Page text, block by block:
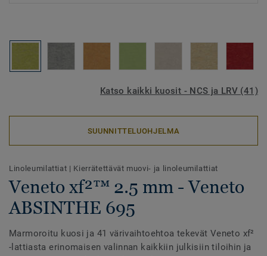
Katso kaikki kuosit - NCS ja LRV (41)
SUUNNITTELUOHJELMA
Linoleumilattiat | Kierrätettävät muovi- ja linoleumilattiat
Veneto xf²™ 2.5 mm - Veneto
ABSINTHE 695
Marmoroitu kuosi ja 41 värivaihtoehtoa tekevät Veneto xf²
-lattiasta erinomaisen valinnan kaikkiin julkisiin tiloihin ja